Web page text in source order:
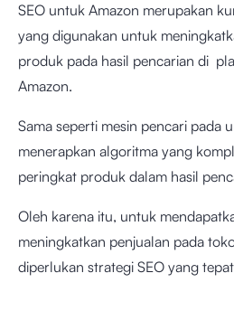
SEO untuk Amazon merupakan
yang digunakan untuk
produk pada hasil pencarian di
Amazon.
Sama seperti mesin pencari pada
menerapkan algoritma yang
peringkat produk dalam hasil
Oleh karena itu, untuk
meningkatkan penjualan pada
diperlukan strategi SEO yang